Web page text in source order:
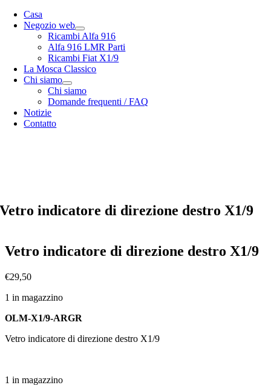
Casa
Negozio web
Ricambi Alfa 916
Alfa 916 LMR Parti
Ricambi Fiat X1/9
La Mosca Classico
Chi siamo
Chi siamo
Domande frequenti / FAQ
Notizie
Contatto
Vetro indicatore di direzione destro X1/9
Vetro indicatore di direzione destro X1/9
€29,50
1 in magazzino
OLM-X1/9-ARGR
Vetro indicatore di direzione destro X1/9
1 in magazzino